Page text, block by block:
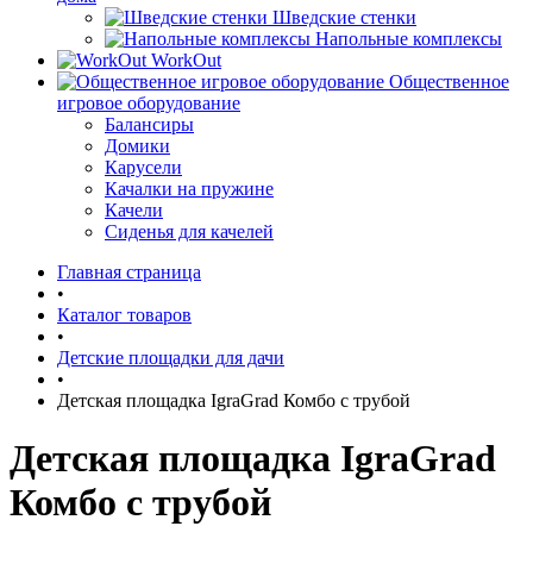
Шведские стенки
Напольные комплексы
WorkOut
Общественное
игровое оборудование
Балансиры
Домики
Карусели
Качалки на пружине
Качели
Сиденья для качелей
Главная страница
•
Каталог товаров
•
Детские площадки для дачи
•
Детская площадка IgraGrad Комбо с трубой
Детская площадка IgraGrad
Комбо с трубой